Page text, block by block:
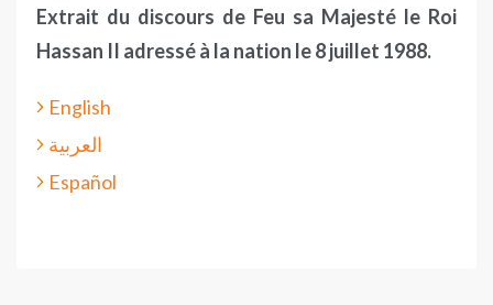
Extrait du discours de Feu sa Majesté le Roi
Hassan II adressé à la nation le 8 juillet 1988.
English
العربية
Español